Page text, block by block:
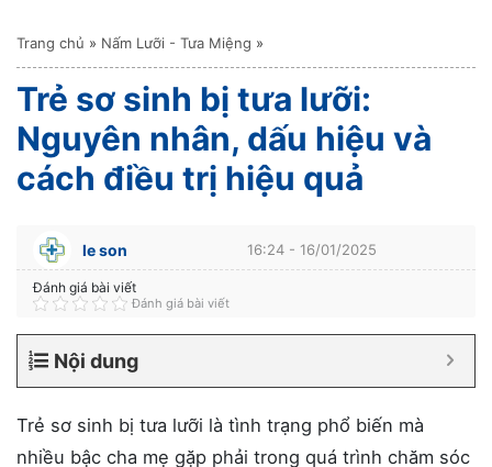
Trang chủ » Nấm Lưỡi - Tưa Miệng »
Trẻ sơ sinh bị tưa lưỡi:
Nguyên nhân, dấu hiệu và
cách điều trị hiệu quả
le son 16:24 - 16/01/2025
Đánh giá bài viết
Đánh giá bài viết
Nội dung
Trẻ sơ sinh bị tưa lưỡi là tình trạng phổ biến mà
nhiều bậc cha mẹ gặp phải trong quá trình chăm sóc